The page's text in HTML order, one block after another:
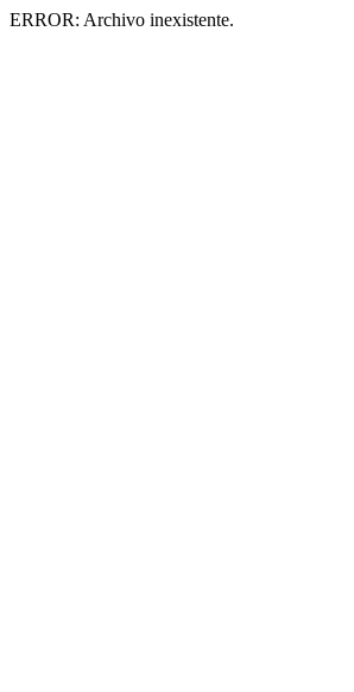
ERROR: Archivo inexistente.